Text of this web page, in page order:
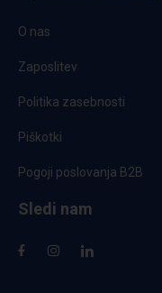
O nas
Zaposlitev
Politika zasebnosti
Piškotki
Pogoji poslovanja B2B
Sledi nam